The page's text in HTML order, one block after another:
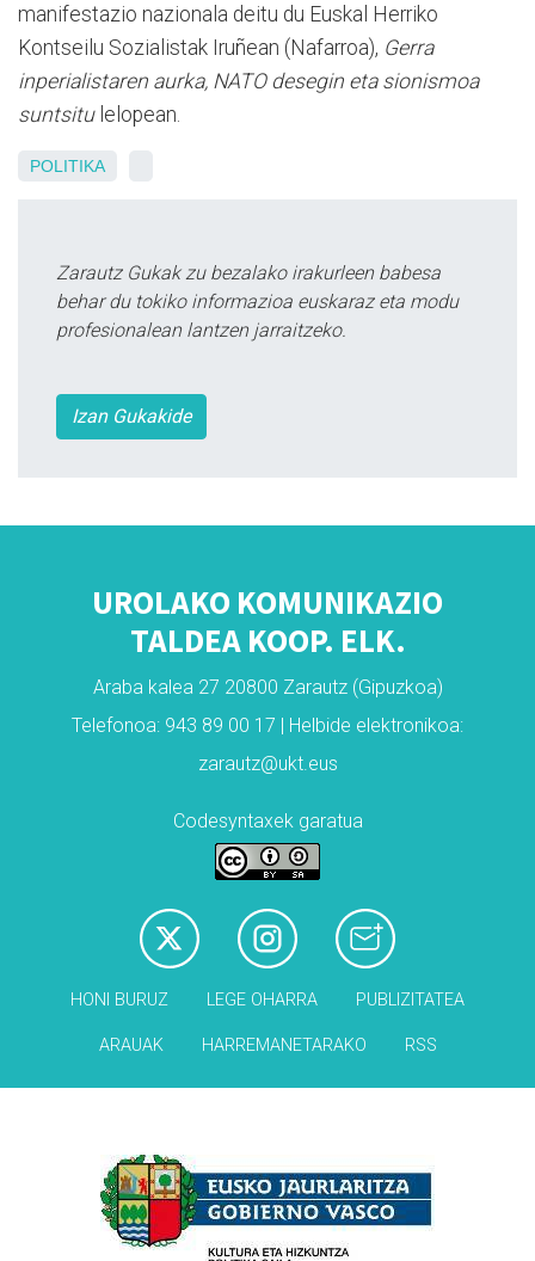
manifestazio nazionala deitu du Euskal Herriko
Kontseilu Sozialistak Iruñean (Nafarroa), Gerra
inperialistaren aurka, NATO desegin eta sionismoa
suntsitulelopean.
POLITIKA
Zarautz Gukak zu bezalako irakurleen babesa
behar du tokiko informazioa euskaraz eta modu
profesionalean lantzen jarraitzeko.
Izan Gukakide
UROLAKO KOMUNIKAZIO
TALDEA KOOP. ELK.
Araba kalea 27 20800 Zarautz (Gipuzkoa)
Telefonoa: 943 89 00 17 | Helbide elektronikoa:
zarautz@ukt.eus
Codesyntaxek garatua
HONI BURUZ LEGE OHARRA PUBLIZITATEA
ARAUAK HARREMANETARAKO RSS